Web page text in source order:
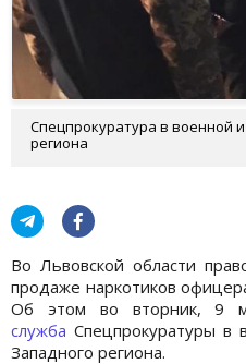
Спецпрокуратура в военной
региона
Во Львовской области
продаже наркотиков
Об этом во вторник, 9
служба Спецпрокуратуры в
Западного региона.